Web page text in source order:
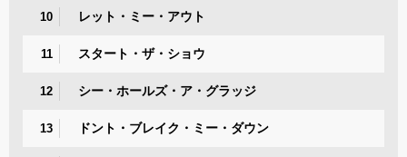
10 レット・ミー・アウト
11 スタート・ザ・ショウ
12 シー・ホールズ・ア・グラッジ
13 ドント・ブレイク・ミー・ダウン